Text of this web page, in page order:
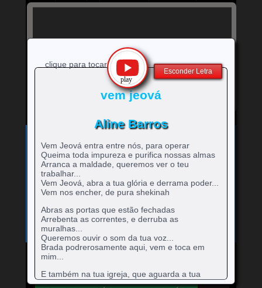
vem jeová
Aline Barros
Vem Jeová entra entre nós, para operar
Queima toda impureza e purifica nossas almas
Arranca a maldade, queremos ver o teu
trabalhar...
Vem Jeová, abra a tua glória e derrama poder...
Vem nos encher, de pura shekinah
Abras as portas que estão fechadas
Arrebenta as correntes, e derruba as
muralhas...
Queremos ouvir o som da tua voz...
Brada podrerosamente aqui, vem e toca em
mim...
E também na tua igreja, que aguarda a tua
unção aqui,
clique para tocar
Esconder Letra
letra
da
música
Bandas e cantores que começam com a Letra
0-9
-
artistas
com
Artistas
com
A
B
com
B
Crtistas
com
C
D
com
D
E
com
E
F
com
com
Irtistas
com
I
Jrtistas
com
K
rtistas
com
K
Lrtistas
com
M
rtistas
com
M
Nrtistas
com
N
OrtistasPrtistas
Rrtistas
com
R
Srtistas
com
S
Trtistas
com
T
Urtistas
com
U
Vrtistas
com
V
Wrtistas
com
W
com
X